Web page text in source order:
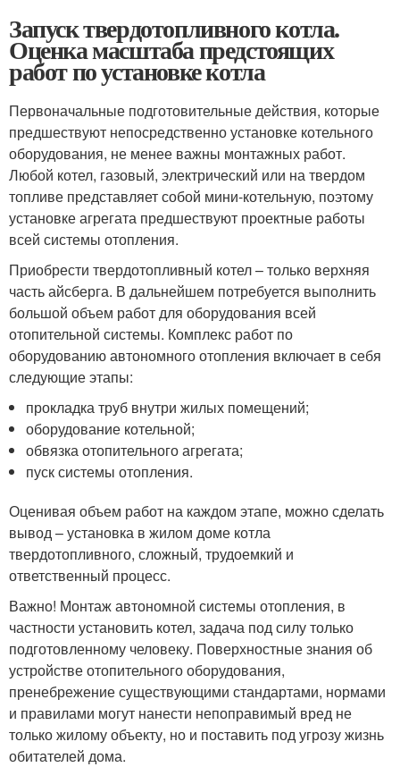
Запуск твердотопливного котла.
Оценка масштаба предстоящих
работ по установке котла
Первоначальные подготовительные действия, которые
предшествуют непосредственно установке котельного
оборудования, не менее важны монтажных работ.
Любой котел, газовый, электрический или на твердом
топливе представляет собой мини-котельную, поэтому
установке агрегата предшествуют проектные работы
всей системы отопления.
Приобрести твердотопливный котел – только верхняя
часть айсберга. В дальнейшем потребуется выполнить
большой объем работ для оборудования всей
отопительной системы. Комплекс работ по
оборудованию автономного отопления включает в себя
следующие этапы:
прокладка труб внутри жилых помещений;
оборудование котельной;
обвязка отопительного агрегата;
пуск системы отопления.
Оценивая объем работ на каждом этапе, можно сделать
вывод – установка в жилом доме котла
твердотопливного, сложный, трудоемкий и
ответственный процесс.
Важно! Монтаж автономной системы отопления, в
частности установить котел, задача под силу только
подготовленному человеку. Поверхностные знания об
устройстве отопительного оборудования,
пренебрежение существующими стандартами, нормами
и правилами могут нанести непоправимый вред не
только жилому объекту, но и поставить под угрозу жизнь
обитателей дома.